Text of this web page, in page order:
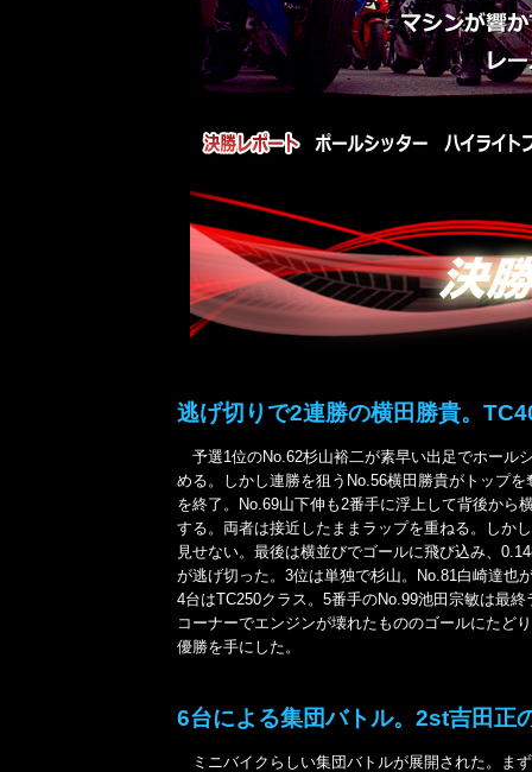
逃げ切りで2連勝の横田勝貴。
予選1位のNo.62杉山裕二が素早い出足でホール
める。しかし連勝を狙うNo.56横田勝貴がトップを
を終了。No.69山下伸も2番手に浮上して背後から
する。両者は接近したままラップを重ねる。しか
見せない。最後は横並びでゴールに飛び込み、
が逃げ切った。3位は単独で杉山。No.81白崎達也
4台はTC250クラス。5番手のNo.99池田宗敏は最終
コーナーでエンジンが壊れたもののゴールにたど
優勝を手にした。
6台による集団バトル。2st吉田正
ミニバイクらしい集団バトルが展開された。ま